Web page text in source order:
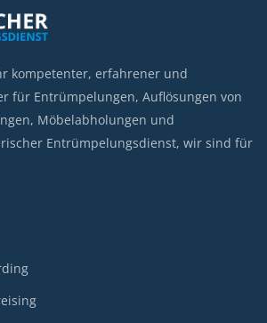
kompetenter, erfahrener und
für Entrümpelungen, Auflösungen von
Möbelabholungen und
Entrümpelungsdienst, wir sind für